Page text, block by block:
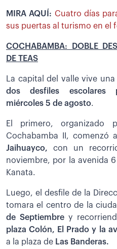
MIRA AQUÍ: Cuatro días
sus puertas al turismo en el
COCHABAMBA: DOBLE
DE TEAS
La capital del valle vive
dos desfiles escolares
miércoles 5 de agosto.
El primero, organizado
Cochabamba II,
Jaihuayco, con un
noviembre, por la avenida
Kanata.
Luego, el desfile de la
tomara el centro de la
de Septiembre y
plaza Colón, El Prado y la
a la plaza de Las Banderas.